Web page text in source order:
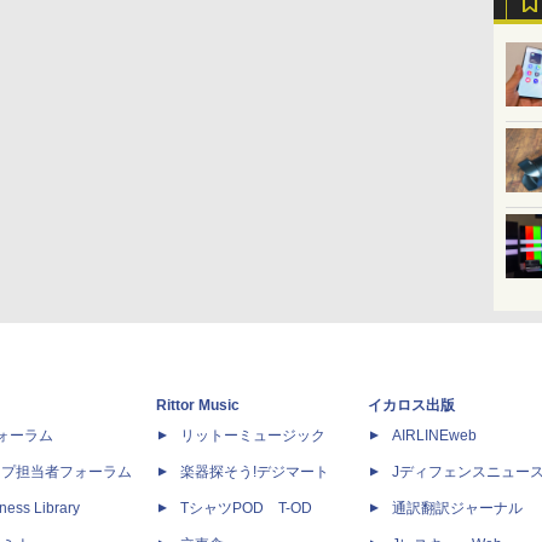
ーラム
担当者フォーラム
Library
Rittor Music
リットーミュージック
楽器探そう!デジマート
TシャツPOD T-OD
イカロス出版
AIRLINEweb
Jディフェンスニュー
通訳翻訳ジャーナル